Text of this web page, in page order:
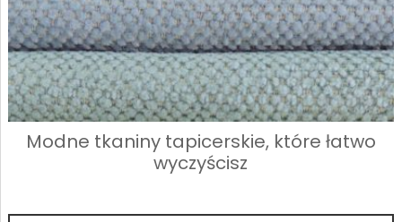
Modne tkaniny tapicerskie, które łatwo
wyczyścisz